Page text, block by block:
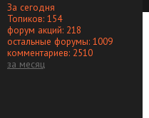
За сегодня
Топиков: 154
форум акций: 218
остальные форумы: 1009
комментариев: 2510
за месяц